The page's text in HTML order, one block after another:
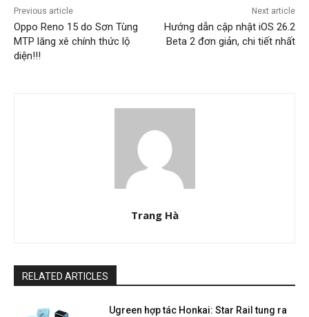
Previous article
Oppo Reno 15 do Sơn Tùng
MTP lăng xê chính thức lộ
diện!!!
Next article
Hướng dẫn cập nhật iOS 26.2
Beta 2 đơn giản, chi tiết nhất
Trang Hà
RELATED ARTICLES
Ugreen hợp tác Honkai: Star Rail tung ra